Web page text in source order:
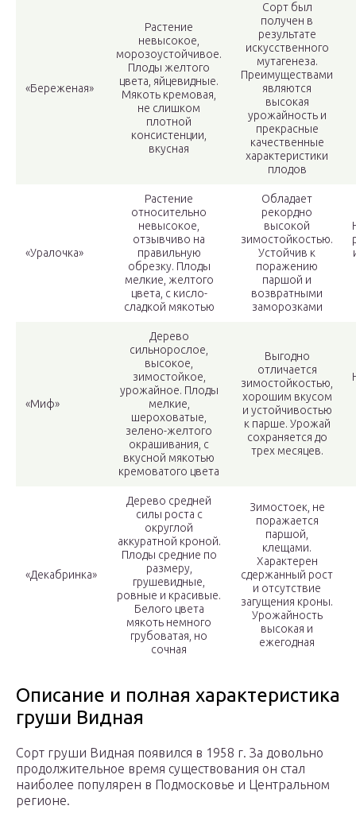
«Береженая»
Растение
невысокое,
морозоустойчивое.
Плоды желтого
цвета, яйцевидные.
Мякоть кремовая,
не слишком
плотной
консистенции,
вкусная
Сорт был
получен в
результате
искусственного
мутагенеза.
Преимуществами
являются
высокая
урожайность и
прекрасные
качественные
характеристики
плодов
«Уралочка»
Растение
относительно
невысокое,
отзывчиво на
правильную
обрезку. Плоды
мелкие, желтого
цвета, с кисло-
сладкой мякотью
Обладает
рекордно
высокой
зимостойкостью.
Устойчив к
поражению
паршой и
возвратными
заморозками
«Миф»
Дерево
сильнорослое,
высокое,
зимостойкое,
урожайное. Плоды
мелкие,
шероховатые,
зелено-желтого
окрашивания, с
вкусной мякотью
кремоватого цвета
Выгодно
отличается
зимостойкостью,
хорошим вкусом
и устойчивостью
к парше. Урожай
сохраняется до
трех месяцев.
«Декабринка»
Дерево средней
силы роста с
округлой
аккуратной кроной.
Плоды средние по
размеру,
грушевидные,
ровные и красивые.
Белого цвета
мякоть немного
грубоватая, но
сочная
Зимостоек, не
поражается
паршой,
клещами.
Характерен
сдержанный рост
и отсутствие
загущения кроны.
Урожайность
высокая и
ежегодная
Описание и полная характеристика
груши Видная
Сорт груши Видная появился в 1958 г. За довольно
продолжительное время существования он стал
наиболее популярен в Подмосковье и Центральном
регионе.